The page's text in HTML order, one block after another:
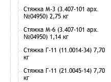
Стяжка М-3 (3.407-101 арх.
№04950) 2,75 кг
Стяжка М-6 (3.407-101 арх.
№04950) 1,14 кг
Стяжка Г-11 (11.0014-34) 7,70
кг
Стяжка Г-11 (21.0045-14) 7,70
кг